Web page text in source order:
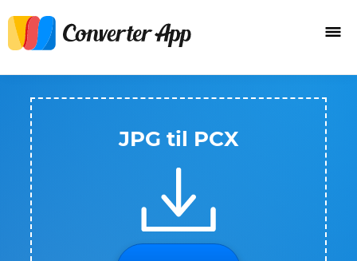
JPG til PCX